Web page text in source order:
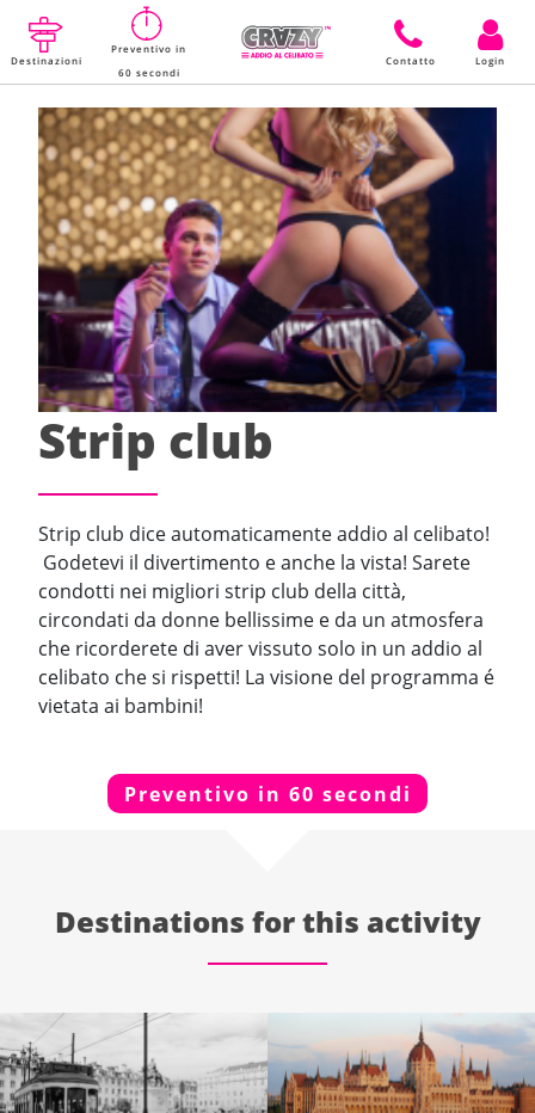
Destinazioni
Preventivo in
60 secondi
Contatto Login
Strip club
Strip club dice automaticamente addio al celibato!
Godetevi il divertimento e anche la vista! Sarete
condotti nei migliori strip club della città,
circondati da donne bellissime e da un atmosfera
che ricorderete di aver vissuto solo in un addio al
celibato che si rispetti! La visione del programma é
vietata ai bambini!
Preventivo in 60 secondi
Destinations for this activity